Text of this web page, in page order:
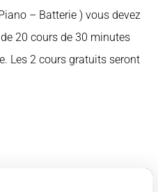
– Batterie ) vous devez
20 cours de 30 minutes
Les 2 cours gratuits seront